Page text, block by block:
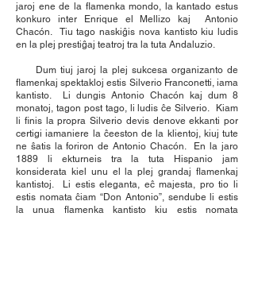
jaroj ene de la flamenka mondo, la kantado estus
konkuro inter Enrique el Mellizo kaj Antonio
Chacón. Tiu tago naskiĝis nova kantisto kiu ludis
en la plej prestiĝaj teatroj tra la tuta Andaluzio.
Dum tiuj jaroj la plej sukcesa organizanto de
flamenkaj spektakloj estis Silverio Franconetti, iama
kantisto. Li dungis Antonio Chacón kaj dum 8
monatoj, tagon post tago, li ludis ĉe Silverio. Kiam
li finis la propra Silverio devis denove ekkanti por
certigi iamaniere la ĉeeston de la klientoj, kiuj tute
ne ŝatis la foriron de Antonio Chacón. En la jaro
1889 li ekturneis tra la tuta Hispanio jam
konsiderata kiel unu el la plej grandaj flamenkaj
kantistoj. Li estis eleganta, eĉ majesta, pro tio li
estis nomata ĉiam “Don Antonio”, sendube li estis
la unua flamenka kantisto kiu estis nomata